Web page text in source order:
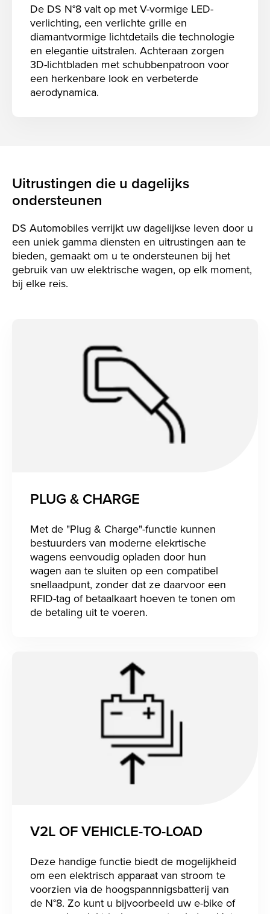
De DS N°8 valt op met V-vormige LED-
verlichting, een verlichte grille en
diamantvormige lichtdetails die technologie
en elegantie uitstralen. Achteraan zorgen
3D-lichtbladen met schubbenpatroon voor
een herkenbare look en verbeterde
aerodynamica.
Uitrustingen die u dagelijks
ondersteunen
DS Automobiles verrijkt uw dagelijkse leven door u
een uniek gamma diensten en uitrustingen aan te
bieden, gemaakt om u te ondersteunen bij het
gebruik van uw elektrische wagen, op elk moment,
bij elke reis.
PLUG & CHARGE
Met de "Plug & Charge"-functie kunnen
bestuurders van moderne elekrtische
wagens eenvoudig opladen door hun
wagen aan te sluiten op een compatibel
snellaadpunt, zonder dat ze daarvoor een
RFID-tag of betaalkaart hoeven te tonen om
de betaling uit te voeren.
V2L OF VEHICLE-TO-LOAD
Deze handige functie biedt de mogelijkheid
om een elektrisch apparaat van stroom te
voorzien via de hoogspannnigsbatterij van
de N°8. Zo kunt u bijvoorbeeld uw e-bike of